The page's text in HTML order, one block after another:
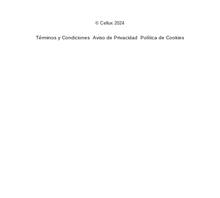
© Cellux 2024
Términos y Condiciones Aviso de Privacidad Política de Cookies